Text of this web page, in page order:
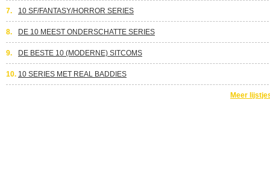
7. 10 SF/FANTASY/HORROR SERIES
8. DE 10 MEEST ONDERSCHATTE SERIES
9. DE BESTE 10 (MODERNE) SITCOMS
10. 10 SERIES MET REAL BADDIES
Meer